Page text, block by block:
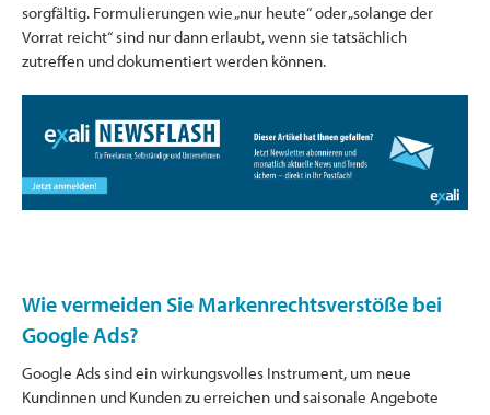
sorgfältig. Formulierungen wie „nur heute“ oder „solange der
Vorrat reicht“ sind nur dann erlaubt, wenn sie tatsächlich
zutreffen und dokumentiert werden können.
Wie vermeiden Sie Markenrechtsverstöße bei
Google Ads?
Google Ads sind ein wirkungsvolles Instrument, um neue
Kundinnen und Kunden zu erreichen und saisonale Angebote